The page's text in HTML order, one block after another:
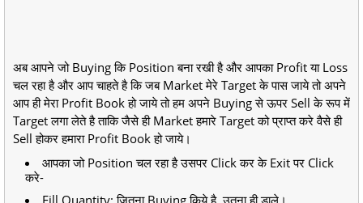
अब आपने जो Buying कि Position बना रखी है और आपका Profit या Loss
चल रहा है और आप चाहते है कि जब Market मेरे Target के पास जाये तो अपने
आप ही मेरा Profit Book हो जाये तो हम अपने Buying से ऊपर Sell के रूप में
Target लगा लेते है ताकि जैसे ही Market हमारे Target को प्राप्त करे वैसे ही
Sell होकर हमारा Profit Book हो जाये।
आपका जो Position चल रहा है उसपर Click कर के Exit पर Click
करे-
Fill Quantity: जितना Buying किये है, उतना ही डाले।